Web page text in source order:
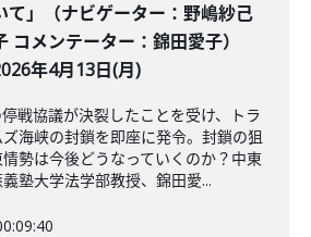
て」（ナビゲーター：野嶋紗己
コメンテーター：錦田愛子）
年4月13日(月)
戦協議が決裂したことを受け、トラ
海峡の封鎖を即座に発令。封鎖の狙
勢は今後どうなっていくのか？中東
塾大学法学部教授、錦田愛...